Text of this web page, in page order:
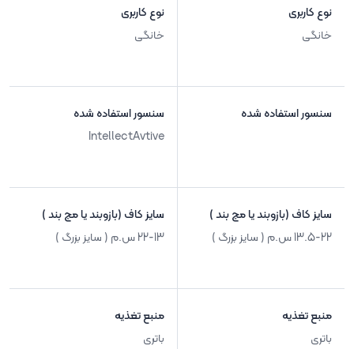
نوع کاربری
خانگی
سنسور استفاده شده
سایز کاف (بازوبند یا مچ بند )
13.5-22 س.م ( سایز بزرگ )
منبع تغذیه
باتری
نوع کاربری
خانگی
سنسور استفاده شده
IntellectAvtive
سایز کاف (بازوبند یا مچ بند )
22-13 س.م ( سایز بزرگ )
منبع تغذیه
باتری